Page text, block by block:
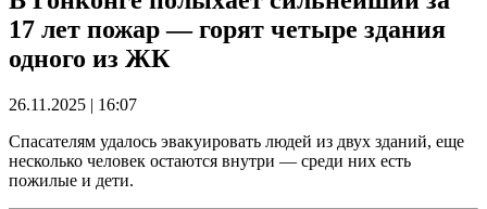
17 лет пожар — горят четыре здания
одного из ЖК
26.11.2025 | 16:07
Спасателям удалось эвакуировать людей из двух зданий, еще
несколько человек остаются внутри — среди них есть
пожилые и дети.